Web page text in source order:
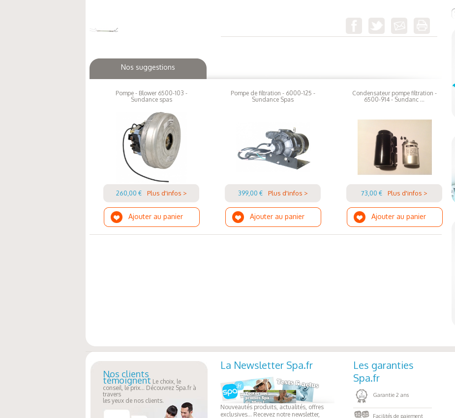
Nos suggestions
Pompe - Blower 6500-103 -
Sundance spas
260,00 € Plus d'infos >
Ajouter au panier
Pompe de filtration - 6000-125 -
Sundance Spas
399,00 € Plus d'infos >
Ajouter au panier
Condensateur pompe filtration -
6500-914 - Sundanc ...
73,00 € Plus d'infos >
Ajouter au panier
Nos clients
témoignent Le choix, le
conseil, le prix... Découvrez Spa.fr à
travers
les yeux de nos clients.
La Newsletter Spa.fr
Nouveautés produits, actualités, offres
exclusives... Recevez notre newsletter,
Les garanties
Spa.fr
Garantie 2 ans
Facilités de paiement